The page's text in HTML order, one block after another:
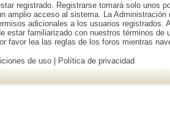
registrado. Registrarse tomará solo unos
amplio acceso al sistema. La Administración
adicionales a los usuarios registrados.
estar familiarizado con nuestros términos de
favor lea las reglas de los foros mientras
de uso| Política de privacidad